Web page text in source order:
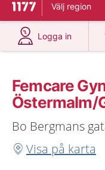
Till startsidan för 1177
Välj region
Logga in
på 1177.se
Femcare
Östermalm/
Bo Bergmans
Visa på karta